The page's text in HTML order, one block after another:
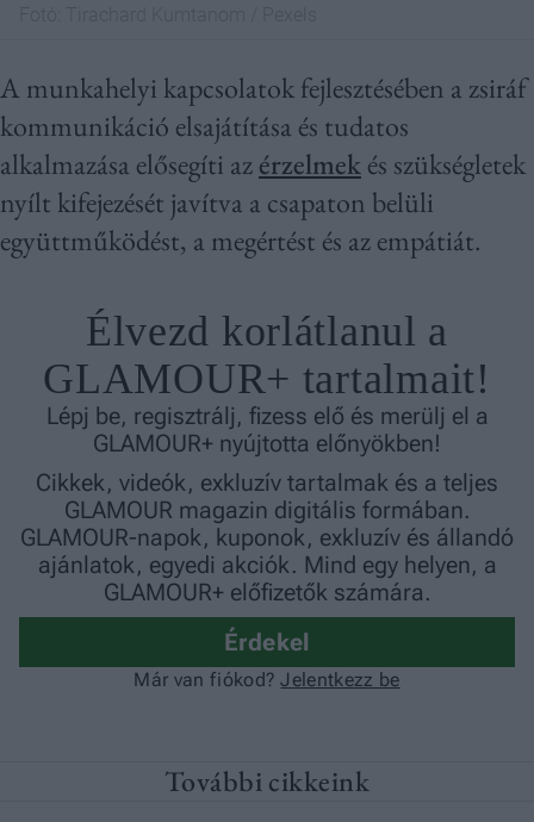
A munkahelyi kapcsolatok fejlesztésében a zsiráf
kommunikáció elsajátítása és tudatos
alkalmazása elősegíti azérzelmekés szükségletek
nyílt kifejezését javítva a csapaton belüli
együttműködést, a megértést és az empátiát.
További cikkeink